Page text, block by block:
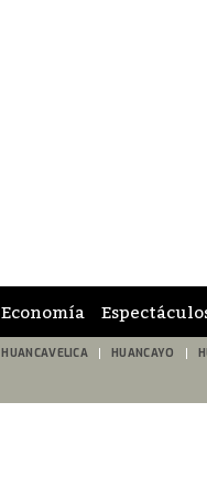
Economía
HUANCAVELICA HUANCAYO